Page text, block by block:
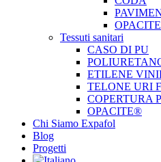
Tessuti sanitari
CASO DI PU
ETILENE
TELONE URI
COPERTURA
OPACITE®
Chi Siamo Expafol
Blog
Progetti